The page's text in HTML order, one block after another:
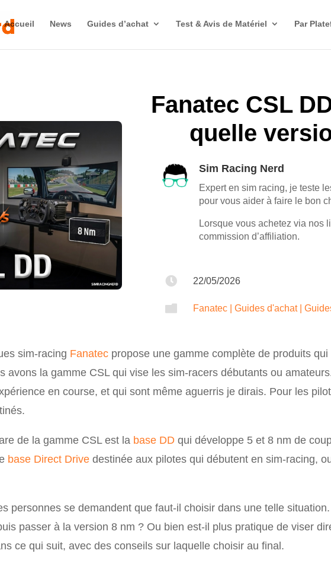
Accueil News Guides d’achat Test & Avis de Matériel Par
Fanatec CSL
quelle
Sim Racing Nerd
Expert en sim racing, je teste
pour vous aider à faire le bon
Lorsque vous achetez via nos
commission d’affiliation.
 22/05/2026
 Fanatec |Guides d'achat|
sim-racing Fanatec propose une gamme complète de produits
avons la gamme CSL qui vise les sim-racers débutants ou
en course, et qui sont même aguerris je dirais. Pour les
de la gamme CSL est la base DD qui développe 5 et 8 nm de
base Direct Drive destinée aux pilotes qui débutent en sim-racing,
personnes se demandent que faut-il choisir dans une telle
passer à la version 8 nm ? Ou bien est-il plus pratique de viser
ce qui suit, avec des conseils sur laquelle choisir au final.